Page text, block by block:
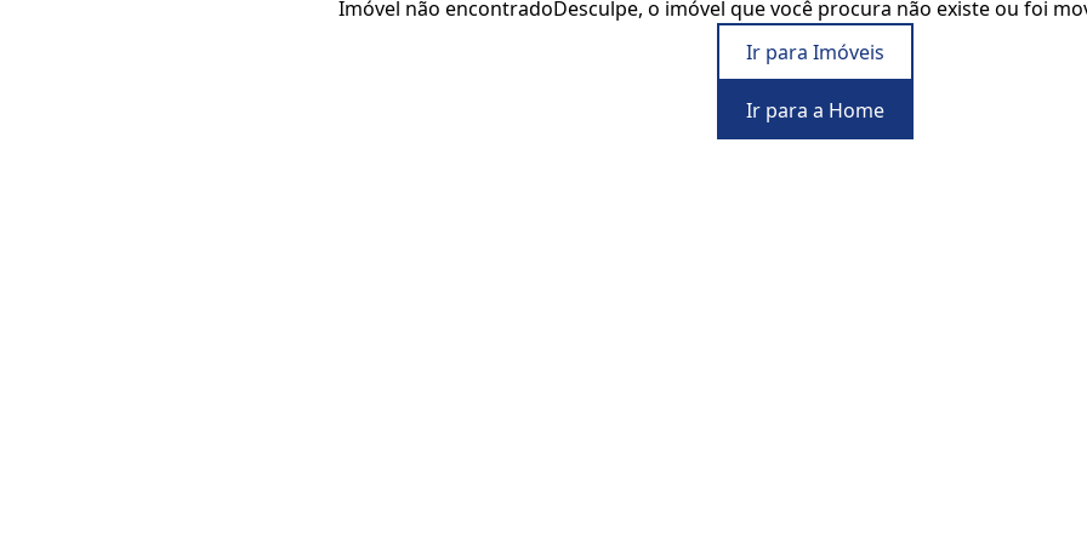
Imóvel não encontradoDesculpe, o imóvel que você procura não existe ou foi
Ir para Imóveis
Ir para a Home